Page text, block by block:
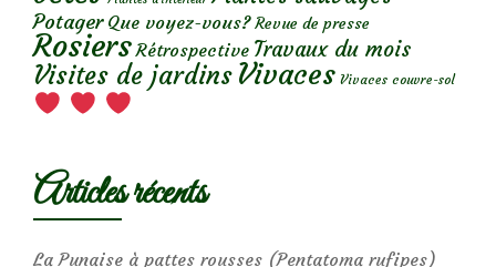
Potager Que voyez-vous? Revue de presse
Rosiers Rétrospective Travaux du mois
Visites de jardins Vivaces Vivaces couvre-sol
Articles récents
La Punaise à pattes rousses (Pentatoma rufipes)